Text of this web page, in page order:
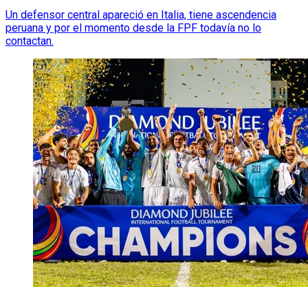
Un defensor central apareció en Italia, tiene ascendencia
peruana y por el momento desde la FPF todavía no lo
contactan.